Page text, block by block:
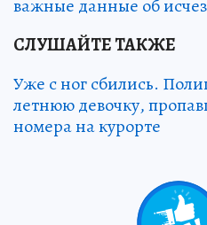
важные данные об
СЛУШАЙТЕ ТАКЖЕ
Уже с ног сбились.
летнюю девочку,
номера на курорте